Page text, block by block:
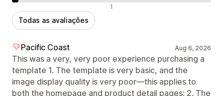
Avaliações negativas 1
Todas as avaliações
Pacific Coast Aug 6, 2026
This was a very, very poor experience purchasing a
template 1. The template is very basic, and the
image display quality is very poor—this applies to
both the homepage and product detail pages; 2. The